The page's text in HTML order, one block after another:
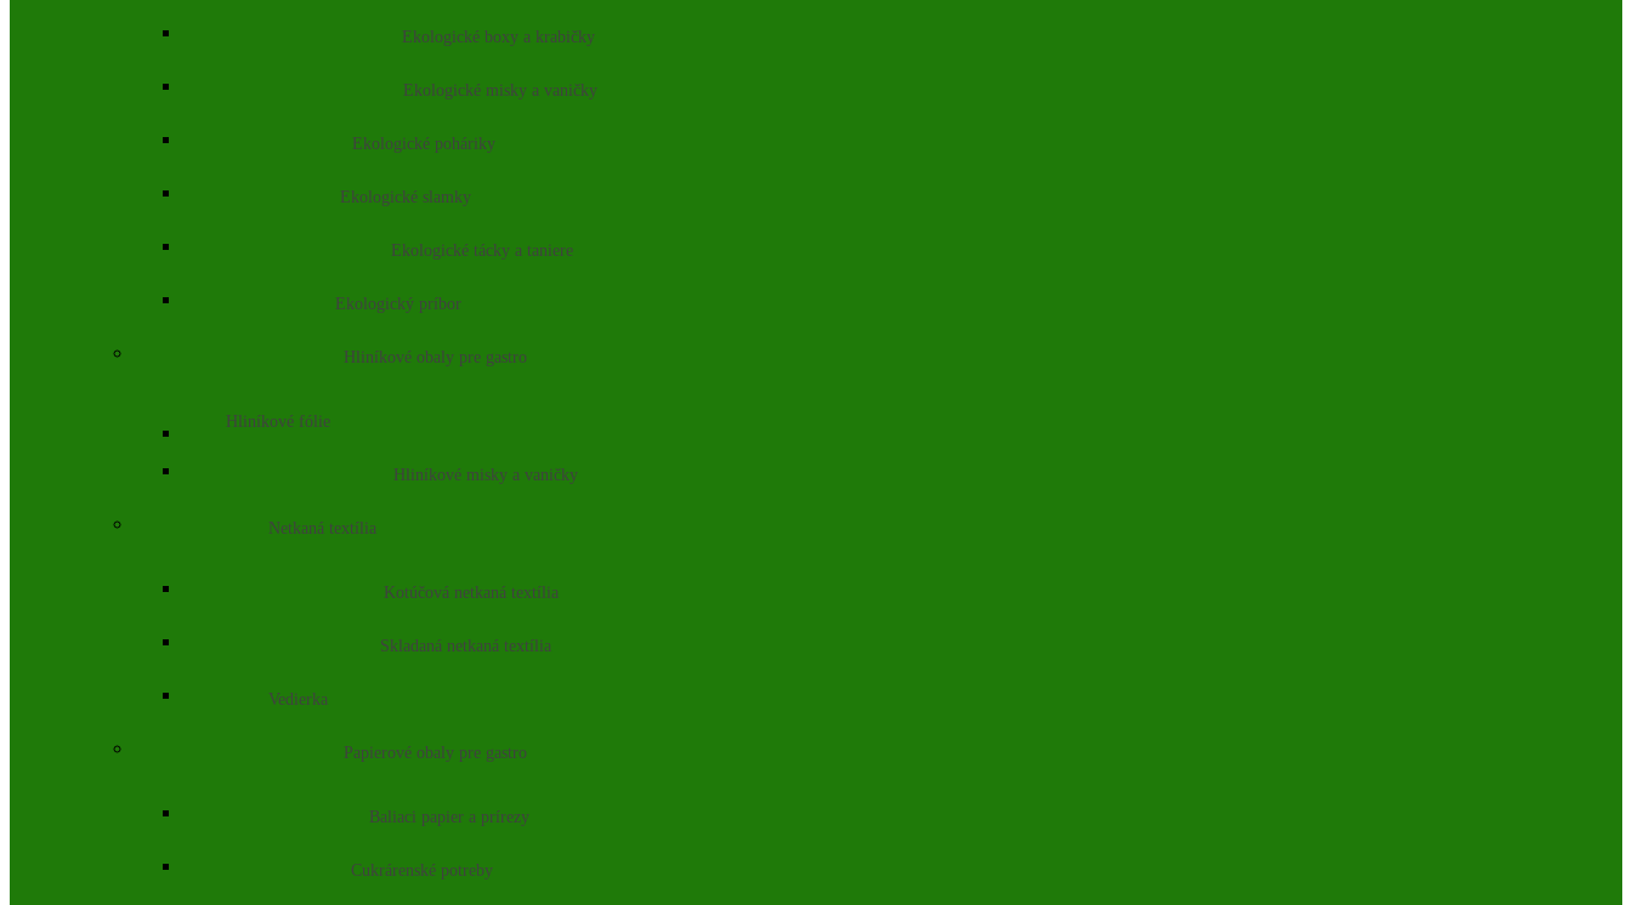
Ekologické boxy a krabičky
Ekologické misky a vaničky
Ekologické poháriky
Ekologické slamky
Ekologické tácky a taniere
Ekologický príbor
Hliníkové obaly pre gastro
Hliníkové fólie
Hliníkové misky a vaničky
Netkaná textília
Kotúčová netkaná textília
Skladaná netkaná textília
Vedierka
Papierové obaly pre gastro
Baliaci papier a prírezy
Cukrárenské potreby